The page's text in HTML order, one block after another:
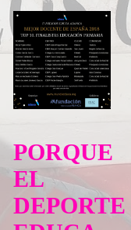
PORQUE
EL
DEPORTE